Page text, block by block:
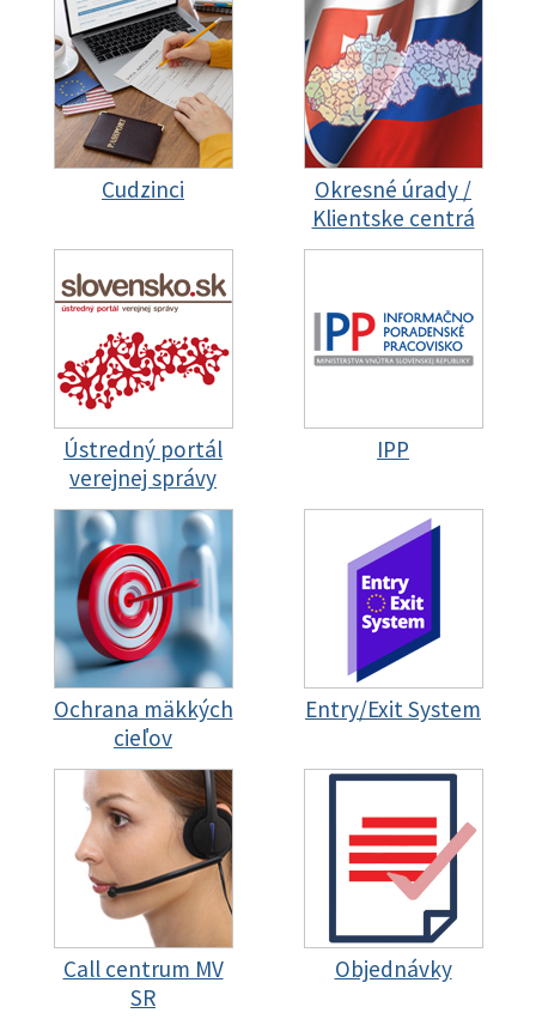
Cudzinci
Okresné úrady /
Klientske centrá
Ústredný portál
verejnej správy
IPP
Ochrana mäkkých
cieľov
Entry/Exit System
Call centrum MV
SR
Objednávky